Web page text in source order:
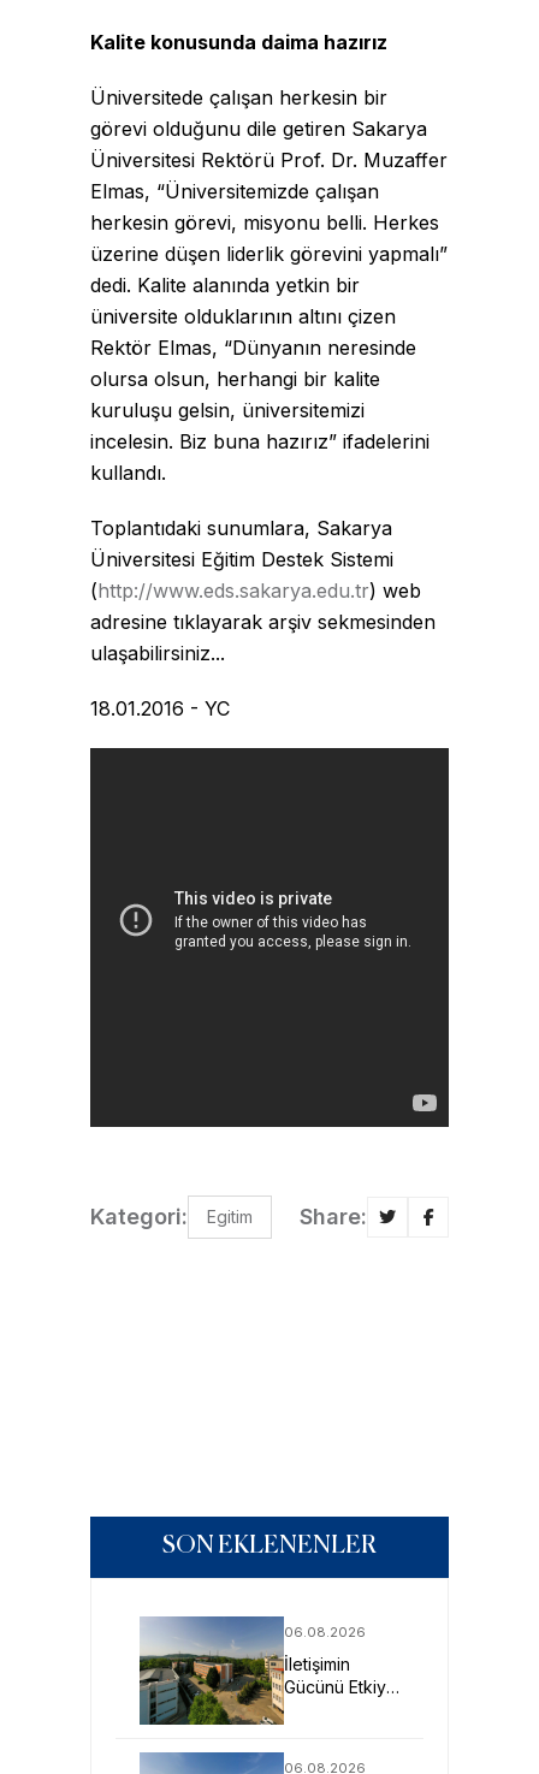
Kalite konusunda daima hazırız
Üniversitede çalışan herkesin bir
görevi olduğunu dile getiren Sakarya
Üniversitesi Rektörü Prof. Dr. Muzaffer
Elmas, “Üniversitemizde çalışan
herkesin görevi, misyonu belli. Herkes
üzerine düşen liderlik görevini yapmalı”
dedi. Kalite alanında yetkin bir
üniversite olduklarının altını çizen
Rektör Elmas, “Dünyanın neresinde
olursa olsun, herhangi bir kalite
kuruluşu gelsin, üniversitemizi
incelesin. Biz buna hazırız” ifadelerini
kullandı.
Toplantıdaki sunumlara, Sakarya
Üniversitesi Eğitim Destek Sistemi
(http://www.eds.sakarya.edu.tr) web
adresine tıklayarak arşiv sekmesinden
ulaşabilirsiniz...
18.01.2016 - YC
Kategori: Egitim Share:
SON EKLENENLER
06.08.2026
İletişimin
Gücünü Etkiye
06.08.2026